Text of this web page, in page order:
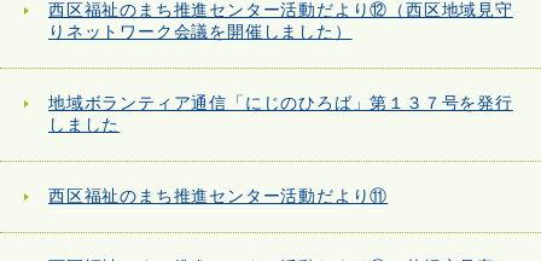
西区福祉のまち推進センター活動だより⑫（西区地域見守
りネットワーク会議を開催しました）
地域ボランティア通信「にじのひろば」第１３７号を発行
しました
西区福祉のまち推進センター活動だより⑪